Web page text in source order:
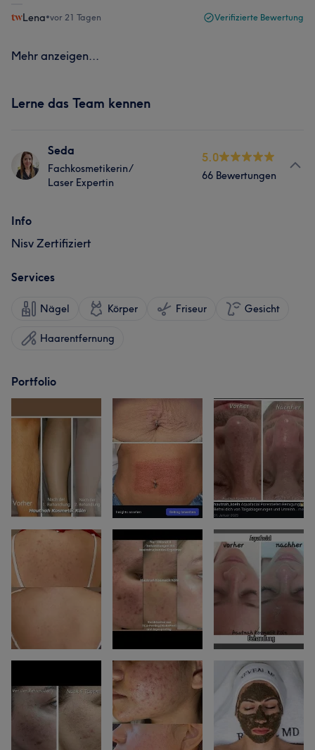
Lena•vor 21 Tagen Verifizierte Bewertung
Mehr anzeigen...
Lerne das Team kennen
Seda
Fachkosmetikerin/
Laser Expertin
5.0
66 Bewertungen
Info
Nisv Zertifiziert
Services
Nägel Körper Friseur Gesicht
Haarentfernung
Portfolio